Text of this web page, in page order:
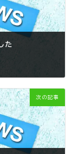
た
次の記事